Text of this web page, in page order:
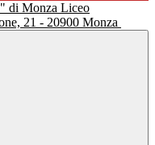
Liceo
21 - 20900 Monza